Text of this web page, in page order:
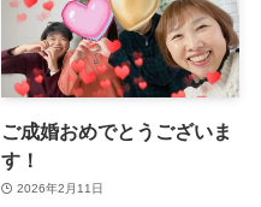
ご成婚おめでとうございま
す！
2026年2月11日